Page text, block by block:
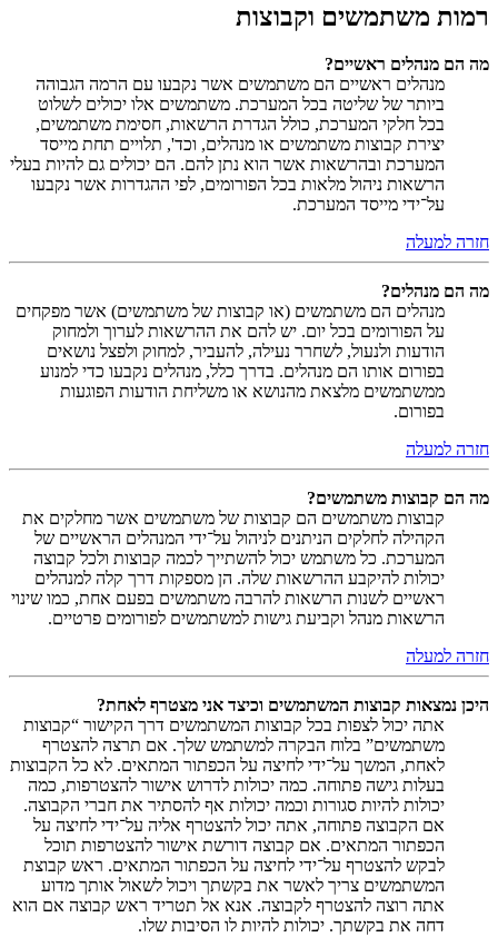
רמות משתמשים וקבוצות
מה הם מנהלים ראשיים?
מנהלים ראשיים הם משתמשים אשר נקבעו עם הרמה הגבוהה
ביותר של שליטה בכל המערכת. משתמשים אלו יכולים לשלוט
בכל חלקי המערכת, כולל הגדרת הרשאות, חסימת משתמשים,
יצירת קבוצות משתמשים או מנהלים, וכד', תלויים תחת מייסד
המערכת ובהרשאות אשר הוא נתן להם. הם יכולים גם להיות בעלי
הרשאות ניהול מלאות בכל הפורומים, לפי ההגדרות אשר נקבעו
על־ידי מייסד המערכת.
חזרה למעלה
מה הם מנהלים?
מנהלים הם משתמשים (או קבוצות של משתמשים) אשר מפקחים
על הפורומים בכל יום. יש להם את ההרשאות לערוך ולמחוק
הודעות ולנעול, לשחרר נעילה, להעביר, למחוק ולפצל נושאים
בפורום אותו הם מנהלים. בדרך כלל, מנהלים נקבעו כדי למנוע
ממשתמשים מלצאת מהנושא או משליחת הודעות הפוגעות
בפורום.
חזרה למעלה
מה הם קבוצות משתמשים?
קבוצות משתמשים הם קבוצות של משתמשים אשר מחלקים את
הקהילה לחלקים הניתנים לניהול על־ידי המנהלים הראשיים של
המערכת. כל משתמש יכול להשתייך לכמה קבוצות ולכל קבוצה
יכולות להיקבע ההרשאות שלה. הן מספקות דרך קלה למנהלים
ראשיים לשנות הרשאות להרבה משתמשים בפעם אחת, כמו שינוי
הרשאות מנהל וקביעת גישות למשתמשים לפורומים פרטיים.
חזרה למעלה
היכן נמצאות קבוצות המשתמשים וכיצד אני מצטרף לאחת?
אתה יכול לצפות בכל קבוצות המשתמשים דרך הקישור “קבוצות
משתמשים” בלוח הבקרה למשתמש שלך. אם תרצה להצטרף
לאחת, המשך על־ידי לחיצה על הכפתור המתאים. לא כל הקבוצות
בעלות גישה פתוחה. כמה יכולות לדרוש אישור להצטרפות, כמה
יכולות להיות סגורות וכמה יכולות אף להסתיר את חברי הקבוצה.
אם הקבוצה פתוחה, אתה יכול להצטרף אליה על־ידי לחיצה על
הכפתור המתאים. אם קבוצה דורשת אישור להצטרפות תוכל
לבקש להצטרף על־ידי לחיצה על הכפתור המתאים. ראש קבוצת
המשתמשים צריך לאשר את בקשתך ויכול לשאול אותך מדוע
אתה רוצה להצטרף לקבוצה. אנא אל תטריד ראש קבוצה אם הוא
דחה את בקשתך. יכולות להיות לו הסיבות שלו.